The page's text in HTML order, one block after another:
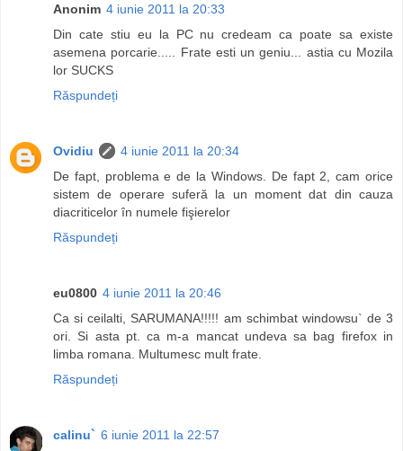
Anonim 4 iunie 2011 la 20:33
Din cate stiu eu la PC nu credeam ca poate sa existe
asemena porcarie..... Frate esti un geniu... astia cu Mozila
lor SUCKS
Răspundeți
Ovidiu
4 iunie 2011 la 20:34
De fapt, problema e de la Windows. De fapt 2, cam orice
sistem de operare suferă la un moment dat din cauza
diacriticelor în numele fişierelor
Răspundeți
eu0800 4 iunie 2011 la 20:46
Ca si ceilalti, SARUMANA!!!!! am schimbat windowsu` de 3
ori. Si asta pt. ca m-a mancat undeva sa bag firefox in
limba romana. Multumesc mult frate.
Răspundeți
calinu` 6 iunie 2011 la 22:57